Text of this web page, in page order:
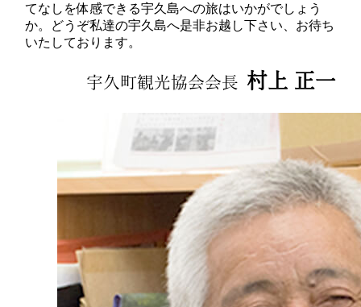
てなしを体感できる宇久島への旅はいかがでしょう
か。どうぞ私達の宇久島へ是非お越し下さい、お待ち
いたしております。
宇久町観光協会会長 村上 正一